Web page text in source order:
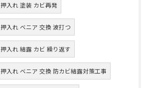
押入れ 塗装 カビ再発
押入れ ベニア 交換 波打つ
押入れ 結露 カビ 繰り返す
押入れ ベニア 交換 防カビ結露対策工事